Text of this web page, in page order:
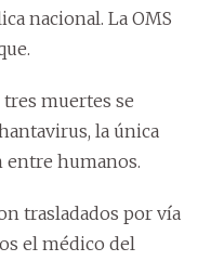
nacional. La OMS
muertes se
la única
entre humanos.
trasladados por vía
el médico del